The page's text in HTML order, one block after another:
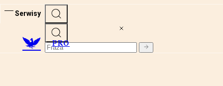
Serwisy
PRO